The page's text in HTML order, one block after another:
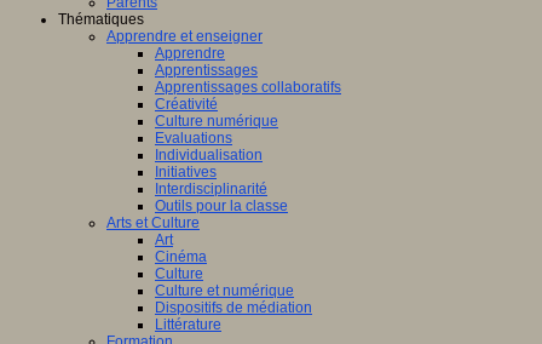
Thématiques
Apprendre et enseigner
Apprendre
Apprentissages
Apprentissages collaboratifs
Créativité
Culture numérique
Evaluations
Individualisation
Initiatives
Interdisciplinarité
Outils pour la classe
Arts et Culture
Art
Cinéma
Culture
Culture et numérique
Dispositifs de médiation
Littérature